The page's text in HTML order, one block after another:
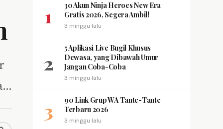
1
30 Akun Ninja Heroes New Era
Gratis 2026, Segera Ambil!
3 minggu lalu
2
5 Aplikasi Live Bugil Khusus
Dewasa, yang Dibawah Umur
Jangan Coba-Coba
3 minggu lalu
3
90 Link Grup WA Tante-Tante
Terbaru 2026
3 minggu lalu